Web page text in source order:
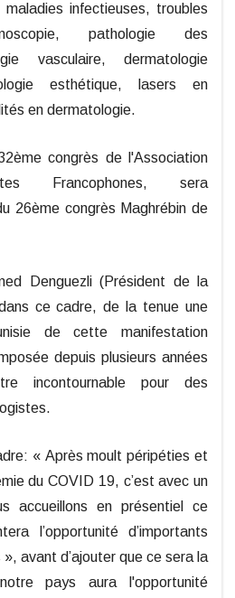
infectieuses, troubles
pathologie des
vasculaire, dermatologie
esthétique, lasers en
en dermatologie.
congrès de l'Association
Francophones, sera
26ème congrès Maghrébin de
Denguezli (Président de la
ce cadre, de la tenue une
de cette manifestation
depuis plusieurs années
incontournable pour des
« Après moult péripéties et
du COVID 19, c’est avec un
accueillons en présentiel ce
l’opportunité d’importants
avant d’ajouter que ce sera la
pays aura l'opportunité